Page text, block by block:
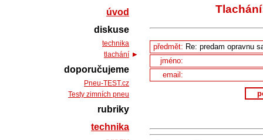
předmět:
jméno:
email:
úvod
diskuse
technika
tlachání
doporučujeme
Pneu-TEST.cz
Testy zimních pneu
rubriky
technika